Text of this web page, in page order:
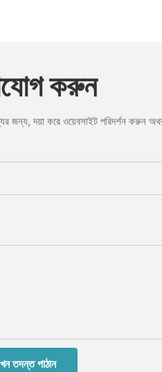
করুন
জন্য, দয়া করে ওয়েবসাইট পরিদর্শন করুন
তদন্ত পাঠান